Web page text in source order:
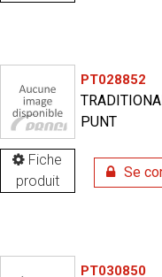
Fiche
produit
PT028852
PUNT
Se
PT030850